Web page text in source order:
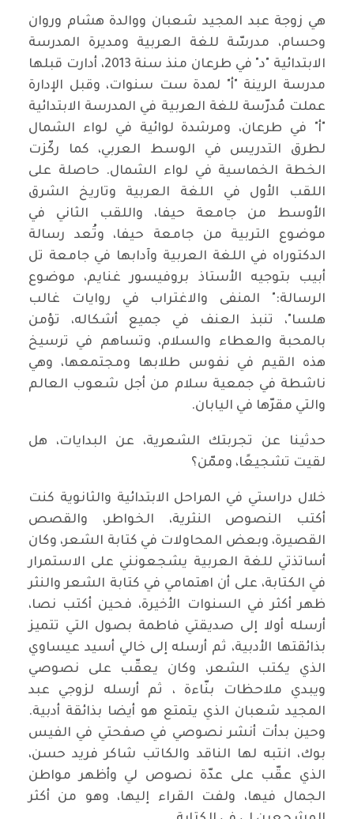
هي زوجة عبد المجيد شعبان ووالدة هشام وروان
وحسام، مدرسّة للغة العربية ومديرة المدرسة
الابتدائية "د" في طرعان منذ سنة 2013، أدارت قبلها
مدرسة الرينة "أ" لمدة ست سنوات، وقبل الإدارة
عملت مُدرّسة للغة العربية في المدرسة الابتدائية
"أ" في طرعان، ومرشدة لوائية في لواء الشمال
لطرق التدريس في الوسط العربي، كما ركّزت
الخطة الخماسية في لواء الشمال. حاصلة على
اللقب الأول في اللغة العربية وتاريخ الشرق
الأوسط من جامعة حيفا، واللقب الثاني في
موضوع التربية من جامعة حيفا، وتُعد رسالة
الدكتوراه في اللغة العربية وآدابها في جامعة تل
أبيب بتوجيه الأستاذ بروفيسور غنايم، موضوع
الرسالة:" المنفى والاغتراب في روايات غالب
هلسا"، تنبذ العنف في جميع أشكاله، تؤمن
بالمحبة والعطاء والسلام، وتساهم في ترسيخ
هذه القيم في نفوس طلابها ومجتمعها، وهي
ناشطة في جمعية سلام من أجل شعوب العالم
والتي مقرّها في اليابان.
حدثينا عن تجربتك الشعرية، عن البدايات، هل
لقيت تشجيعًا، وممّن؟
خلال دراستي في المراحل الابتدائية والثانوية كنت
أكتب النصوص النثرية، الخواطر، والقصص
القصيرة، وبعض المحاولات في كتابة الشعر، وكان
أساتذتي للغة العربية يشجعونني على الاستمرار
في الكتابة، على أن اهتمامي في كتابة الشعر والنثر
ظهر أكثر في السنوات الأخيرة، فحين أكتب نصا،
أرسله أولا إلى صديقتي فاطمة بصول التي تتميز
بذائقتها الأدبية، ثم أرسله إلى خالي أسيد عيساوي
الذي يكتب الشعر، وكان يعقّب على نصوصي
ويبدي ملاحظات بنّاءة ، ثم أرسله لزوجي عبد
المجيد شعبان الذي يتمتع هو أيضا بذائقة أدبية.
وحين بدأت أنشر نصوصي في صفحتي في الفيس
بوك، انتبه لها الناقد والكاتب شاكر فريد حسن،
الذي عقّب على عدّة نصوص لي وأظهر مواطن
الجمال فيها، ولفت القراء إليها، وهو من أكثر